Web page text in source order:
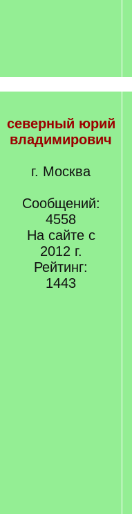
северный юрий
владимирович
г. Москва
Сообщений:
4558
На сайте с
2012 г.
Рейтинг:
1443